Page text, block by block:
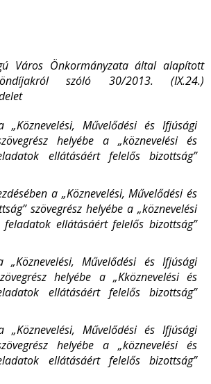
Város Önkormányzata által alapított
szóló 30/2013. (IX.24.)
„Köznevelési, Művelődési és Ifjúsági
helyébe a „köznevelési és
ellátásáért felelős bizottság”
a „Köznevelési, Művelődési és
szövegrész helyébe a „köznevelési
ellátásáért felelős bizottság”
„Köznevelési, Művelődési és Ifjúsági
helyébe a „Kköznevelési és
ellátásáért felelős bizottság”
„Köznevelési, Művelődési és Ifjúsági
helyébe a „köznevelési és
ellátásáért felelős bizottság”